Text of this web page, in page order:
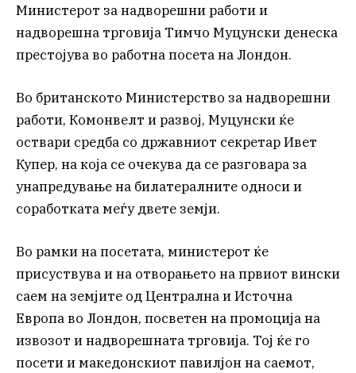
Министерот за надворешни работи и
надворешна трговија Тимчо Муцунски денеска
престојува во работна посета на Лондон.
Во британското Министерство за надворешни
работи, Комонвелт и развој, Муцунски ќе
оствари средба со државниот секретар Ивет
Купер, на која се очекува да се разговара за
унапредување на билатералните односи и
соработката меѓу двете земји.
Во рамки на посетата, министерот ќе
присуствува и на отворањето на првиот вински
саем на земјите од Централна и Источна
Европа во Лондон, посветен на промоција на
извозот и надворешната трговија. Тој ќе го
посети и македонскиот павилјон на саемот,